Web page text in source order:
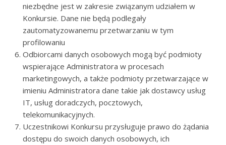
niezbędne jest w zakresie związanym udziałem w
Konkursie. Dane nie będą podlegały
zautomatyzowanemu przetwarzaniu w tym
profilowaniu
Odbiorcami danych osobowych mogą być podmioty
wspierające Administratora w procesach
marketingowych, a także podmioty przetwarzające w
imieniu Administratora dane takie jak dostawcy usług
IT, usług doradczych, pocztowych,
telekomunikacyjnych.
Uczestnikowi Konkursu przysługuje prawo do żądania
dostępu do swoich danych osobowych, ich